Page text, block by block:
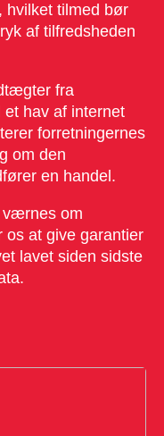
hvilket tilmed bør
af tilfredsheden
fra
hav af internet
forretningernes
om den
en handel.
værnes om
at give garantier
lavet siden sidste